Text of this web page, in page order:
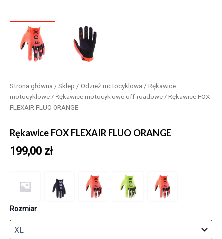
Strona główna / Sklep / Odzież motocyklowa / Rękawice
motocyklowe / Rękawice motocyklowe off-roadowe / Rękawice FOX
FLEXAIR FLUO ORANGE
Rękawice FOX FLEXAIR FLUO ORANGE
199,00 zł
Rozmiar